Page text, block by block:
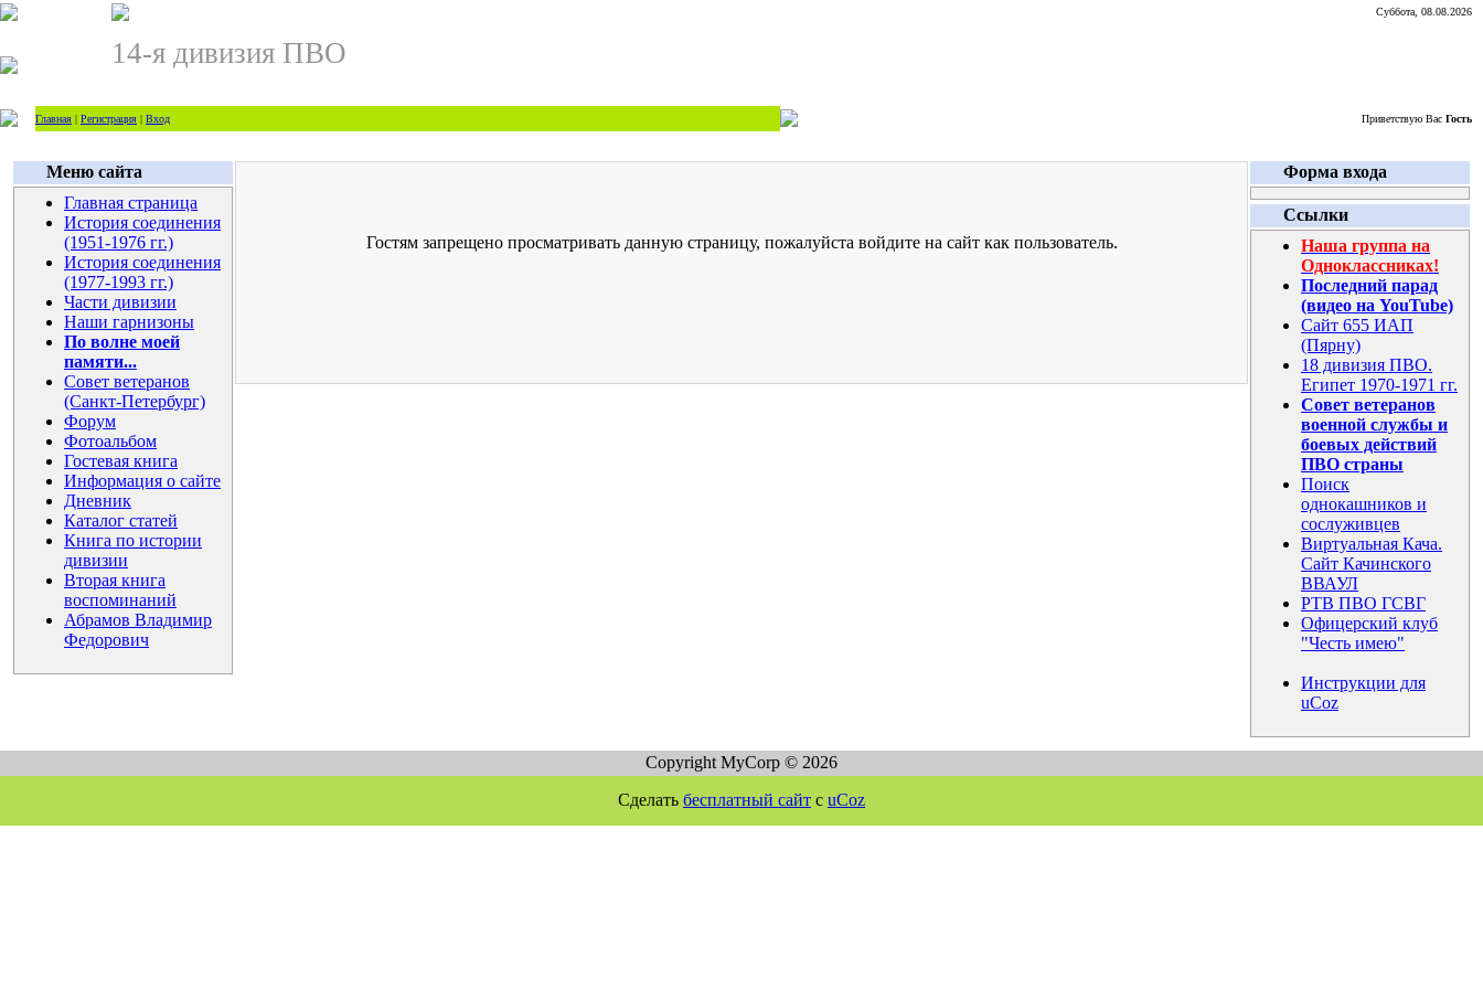
Суббота, 08.08.2026
14-я дивизия ПВО
Главная | Регистрация | Вход Приветствую Вас Гость
Меню сайта
Главная страница
История соединения
(1951-1976 гг.)
История соединения
(1977-1993 гг.)
Части дивизии
Наши гарнизоны
По волне моей
памяти...
Совет ветеранов
(Санкт-Петербург)
Форум
Фотоальбом
Гостевая книга
Информация о сайте
Дневник
Каталог статей
Книга по истории
дивизии
Вторая книга
воспоминаний
Абрамов Владимир
Федорович
Гостям запрещено просматривать данную страницу, пожалуйста войдите на сайт как пользователь.
Форма входа
Ссылки
Наша группа на
Одноклассниках!
Последний парад
(видео на YouTube)
Сайт 655 ИАП
(Пярну)
18 дивизия ПВО.
Египет 1970-1971 гг.
Совет ветеранов
военной службы и
боевых действий
ПВО страны
Поиск
однокашников и
сослуживцев
Виртуальная Кача.
Сайт Качинского
ВВАУЛ
РТВ ПВО ГСВГ
Офицерский клуб
"Честь имею"
Инструкции для
uCoz
Copyright MyCorp © 2026
Сделать бесплатный сайт с uCoz